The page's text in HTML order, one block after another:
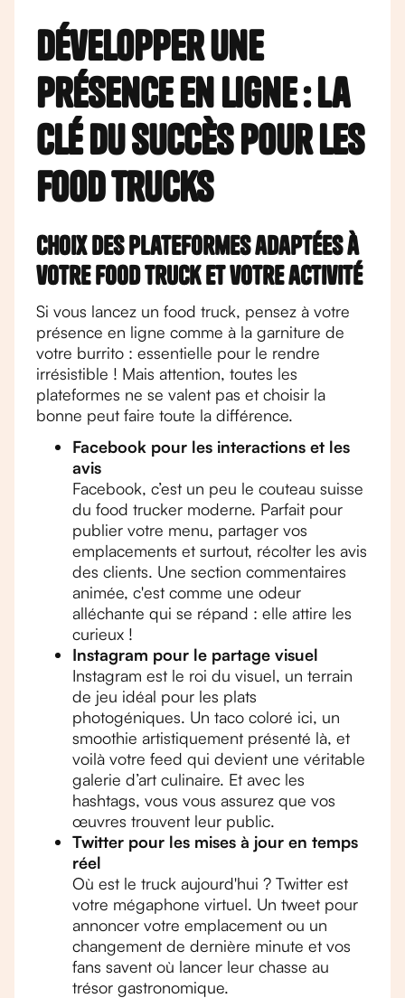
Développer une
présence en ligne : la
clé du succès pour les
food trucks
Choix des plateformes adaptées à
votre food truck et votre activité
Si vous lancez un food truck, pensez à votre
présence en ligne comme à la garniture de
votre burrito : essentielle pour le rendre
irrésistible ! Mais attention, toutes les
plateformes ne se valent pas et choisir la
bonne peut faire toute la différence.
Facebook pour les interactions et les
avis
Facebook, c’est un peu le couteau suisse
du food trucker moderne. Parfait pour
publier votre menu, partager vos
emplacements et surtout, récolter les avis
des clients. Une section commentaires
animée, c'est comme une odeur
alléchante qui se répand : elle attire les
curieux !
Instagram pour le partage visuel
Instagram est le roi du visuel, un terrain
de jeu idéal pour les plats
photogéniques. Un taco coloré ici, un
smoothie artistiquement présenté là, et
voilà votre feed qui devient une véritable
galerie d’art culinaire. Et avec les
hashtags, vous vous assurez que vos
œuvres trouvent leur public.
Twitter pour les mises à jour en temps
réel
Où est le truck aujourd'hui ? Twitter est
votre mégaphone virtuel. Un tweet pour
annoncer votre emplacement ou un
changement de dernière minute et vos
fans savent où lancer leur chasse au
trésor gastronomique.